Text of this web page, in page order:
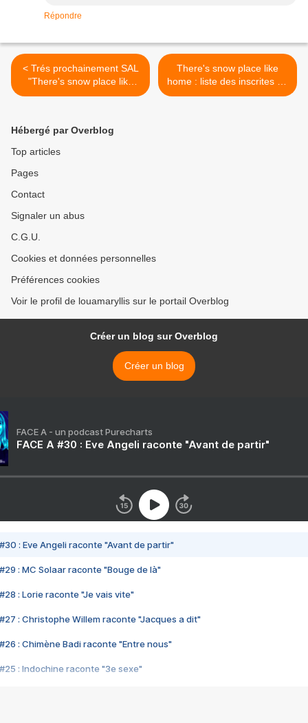
Répondre
< Trés prochainement SAL
"There's snow place like
home"
There's snow place like
home : liste des inscrites au
SAL >
Hébergé par Overblog
Top articles
Pages
Contact
Signaler un abus
C.G.U.
Cookies et données personnelles
Préférences cookies
Voir le profil de louamaryllis sur le portail Overblog
Créer un blog sur Overblog
Créer un blog
FACE A - un podcast Purecharts
FACE A #30 : Eve Angeli raconte "Avant de partir"
#30 : Eve Angeli raconte "Avant de partir"
#29 : MC Solaar raconte "Bouge de là"
#28 : Lorie raconte "Je vais vite"
#27 : Christophe Willem raconte "Jacques a dit"
#26 : Chimène Badi raconte "Entre nous"
#25 : Indochine raconte "3e sexe"